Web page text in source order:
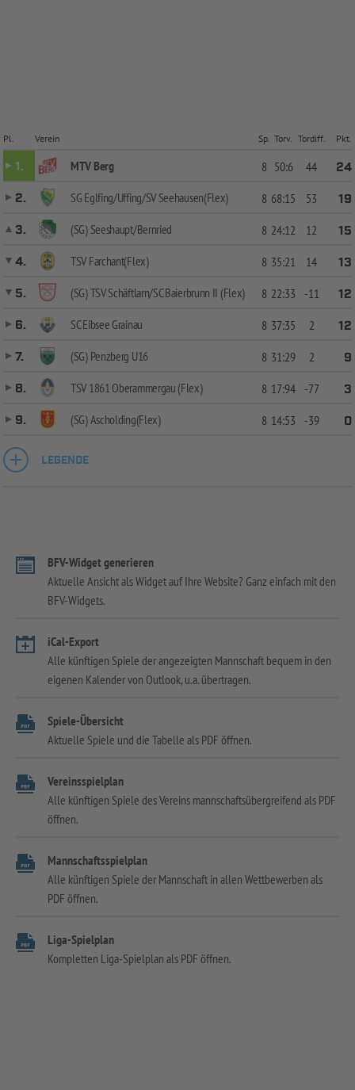
Pl. Verein Sp. Torv. Tordiff. Pkt.
1. MTV Berg 8 50:6 44
24
2.
SG Eglfing/Uffing/SV Seehausen(Flex) 8 68:15 53
19
3.
(SG) Seeshaupt/Bernried 8 24:12 12
15
4.
TSV Farchant(Flex) 8 35:21 14
13
5.
(SG) TSV Schäftlarn/SC Baierbrunn II (Flex) 8 22:33 -11
12
6.
SC Eibsee Grainau 8 37:35 2
12
7.
(SG) Penzberg U16 8 31:29 2
9
8.
TSV 1861 Oberammergau (Flex) 8 17:94 -77
3
9.
(SG) Ascholding(Flex) 8 14:53 -39 0
LEGENDE
BFV-Widget generieren
Aktuelle Ansicht als Widget auf Ihre Website? Ganz einfach mit den
BFV-Widgets.
iCal-Export
Alle künftigen Spiele der angezeigten Mannschaft bequem in den
eigenen Kalender von Outlook, u.a. übertragen.
Spiele-Übersicht
Aktuelle Spiele und die Tabelle als PDF öffnen.
Vereinsspielplan
Alle künftigen Spiele des Vereins mannschaftsübergreifend als PDF
öffnen.
Mannschaftsspielplan
Alle künftigen Spiele der Mannschaft in allen Wettbewerben als
PDF öffnen.
Liga-Spielplan
Kompletten Liga-Spielplan als PDF öffnen.